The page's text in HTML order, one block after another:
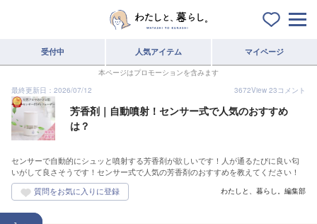
受付中 人気アイテム マイページ
本ページはプロモーションを含みます
最終更新日：2026/07/12
3672View 23コメント
芳香剤｜自動噴射！センサー式で人気のおすすめ
は？
センサーで自動的にシュッと噴射する芳香剤が欲しいです！人が通るたびに良い匂
いがして良さそうです！センサー式で人気の芳香剤のおすすめを教えてください！
わたしと、暮らし。編集部